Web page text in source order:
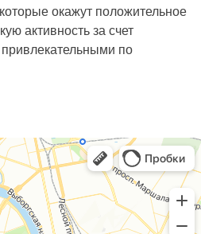
окажут положительное
активность за счет
по